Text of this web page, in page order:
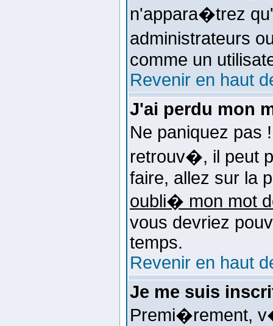
n'appara�trez
administrateurs
comme un
Revenir en haut
J'ai perdu mon
Ne paniquez pas
retrouv�, il peut
faire, allez sur la
oubli� mon mot
vous devriez
temps.
Revenir en haut
Je me suis
Premi�rement,